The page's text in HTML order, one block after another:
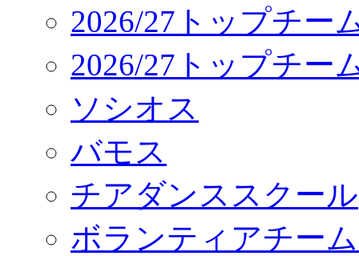
2026/27トップチー
2026/27トップチー
ソシオス
バモス
チアダンススクール
ボランティアチー